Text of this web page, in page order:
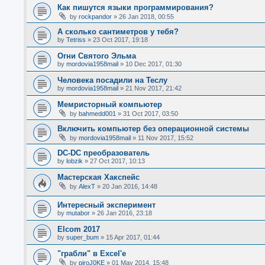
Как пишутся языки программирования?
by rockpandor » 26 Jan 2018, 00:55
А сколько сантиметров у тебя?
by Tetriss » 23 Oct 2017, 19:18
Огни Святого Эльма
by mordovia1958mail » 10 Dec 2017, 01:30
Человека посадили на Теслу
by mordovia1958mail » 21 Nov 2017, 21:42
Мемристорный компьютер
by bahmedd001 » 31 Oct 2017, 03:50
Включить компьютер без операционной системы
by mordovia1958mail » 11 Nov 2017, 15:52
DC-DC преобразователь
by lobzik » 27 Oct 2017, 10:13
Мастерская Хакспейс
by AlexT » 20 Jan 2016, 14:48
Интересный эксперимент
by mutabor » 26 Jan 2016, 23:18
Elcom 2017
by super_bum » 15 Apr 2017, 01:44
"грабли" в Excel'е
by piroJ0KE » 01 May 2014, 15:48